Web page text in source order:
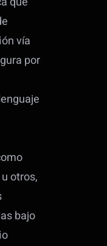
vía
por
otros,
bajo